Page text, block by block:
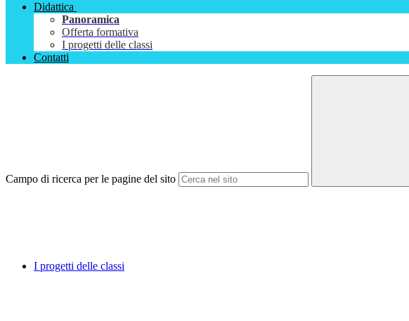
Didattica
Panoramica
Offerta formativa
I progetti delle classi
Contatti
Campo di ricerca per le pagine del sito
I progetti delle classi